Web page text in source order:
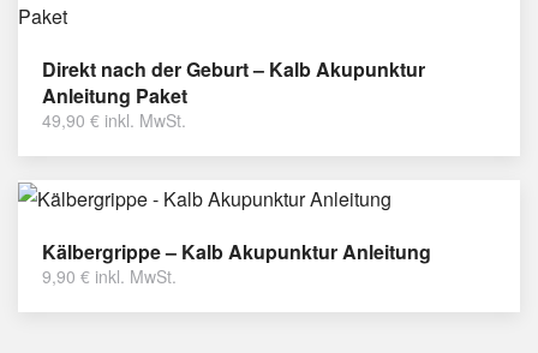
Direkt nach der Geburt – Kalb Akupunktur
Anleitung Paket
49,90 € inkl. MwSt.
Kälbergrippe – Kalb Akupunktur Anleitung
9,90 € inkl. MwSt.